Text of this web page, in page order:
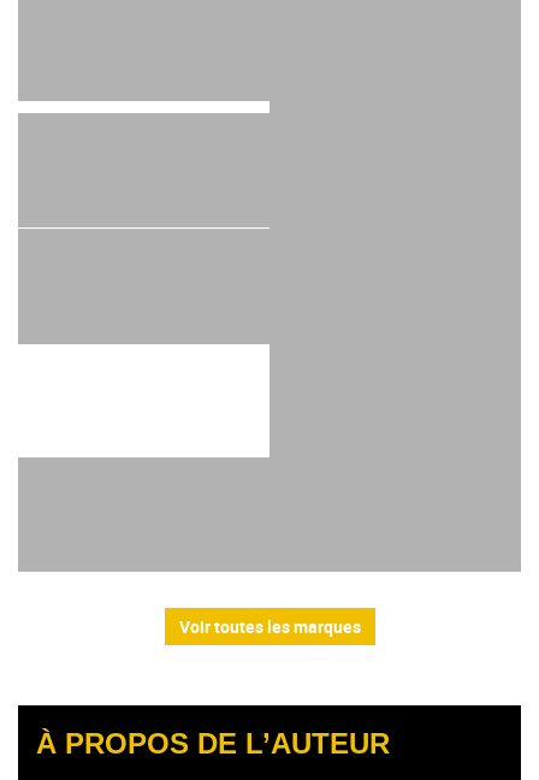
Voir toutes les marques
À PROPOS DE L’AUTEUR